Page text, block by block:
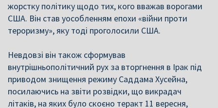
жорстку політику щодо тих, кого вважав ворогами
США. Він став уособленням епохи «війни проти
тероризму», яку тоді проголосили США.
Невдовзі він також сформував
внутрішньополітичний рух за вторгнення в Ірак під
приводом знищення режиму Саддама Хусейна,
посилаючись на звіти розвідки, що викрадач
літаків, на яких було скоєно теракт 11 вересня,